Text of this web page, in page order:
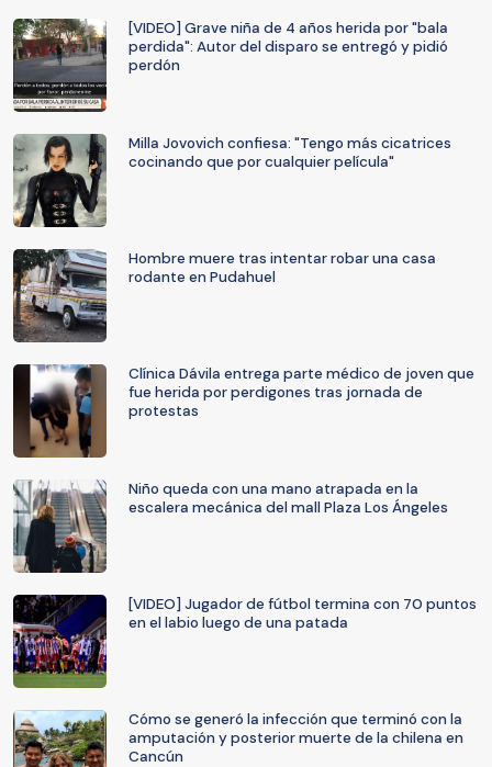
[VIDEO] Grave niña de 4 años herida por "bala
perdida": Autor del disparo se entregó y pidió
perdón
Milla Jovovich confiesa: "Tengo más cicatrices
cocinando que por cualquier película"
Hombre muere tras intentar robar una casa
rodante en Pudahuel
Clínica Dávila entrega parte médico de joven que
fue herida por perdigones tras jornada de
protestas
Niño queda con una mano atrapada en la
escalera mecánica del mall Plaza Los Ángeles
[VIDEO] Jugador de fútbol termina con 70 puntos
en el labio luego de una patada
Cómo se generó la infección que terminó con la
amputación y posterior muerte de la chilena en
Cancún